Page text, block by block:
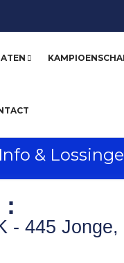
&
:
- 445